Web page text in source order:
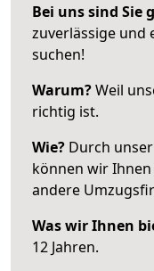
Bei uns sind Sie
zuverlässige und
suchen!
Warum?Weil
richtig ist.
Wie? Durch
können wir
andere
Was wir Ihnen
12 Jahren.